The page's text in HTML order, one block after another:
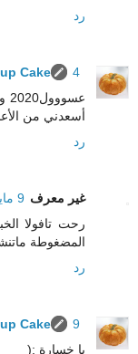
رد
Cake
4 مايو 2012 في 2:31 ص
أسعدني من
رد
غير معرف 9 مايو 2012 في 3:23 ص
رحت تافولا
المضغوطة
رد
Cake
9 مايو 2012 في 9:31 م
يا خسارة :(